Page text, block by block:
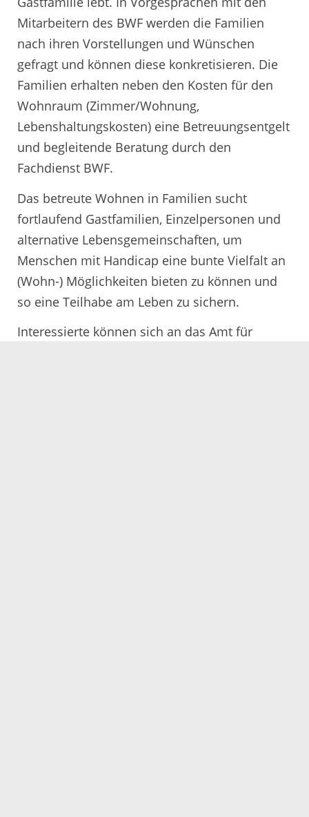
Mitarbeitern des BWF werden die Familien
nach ihren Vorstellungen und Wünschen
gefragt und können diese konkretisieren. Die
Familien erhalten neben den Kosten für den
Wohnraum (Zimmer/Wohnung,
Lebenshaltungskosten) eine Betreuungsentgelt
und begleitende Beratung durch den
Fachdienst BWF.
Das betreute Wohnen in Familien sucht
fortlaufend Gastfamilien, Einzelpersonen und
alternative Lebensgemeinschaften, um
Menschen mit Handicap eine bunte Vielfalt an
(Wohn-) Möglichkeiten bieten zu können und
so eine Teilhabe am Leben zu sichern.
Interessierte können sich an das Amt für